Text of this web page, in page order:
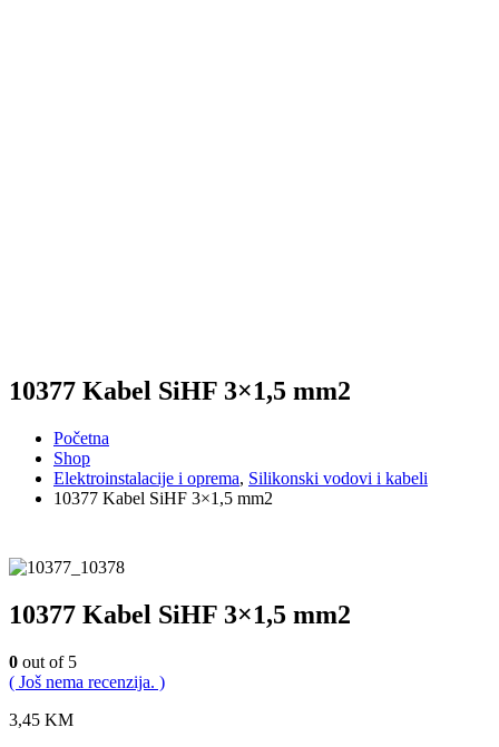
10377 Kabel SiHF 3×1,5 mm2
Početna
Shop
Elektroinstalacije i oprema, Silikonski vodovi i kabeli
10377 Kabel SiHF 3×1,5 mm2
10377 Kabel SiHF 3×1,5 mm2
0 out of 5
( Još nema recenzija. )
3,45 KM